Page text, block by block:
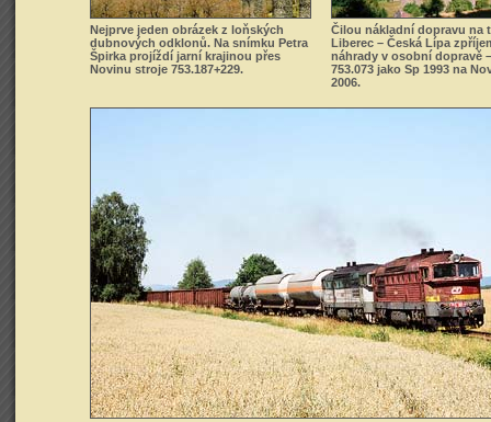
Nejprve jeden obrázek z loňských
dubnových odklonů. Na snímku Petra
Špirka projíždí jarní krajinou přes
Novinu stroje 753.187+229.
Čilou nákladní dopravu na
Liberec – Česká Lípa
náhrady v osobní dopravě
753.073 jako Sp 1993 na
2006.